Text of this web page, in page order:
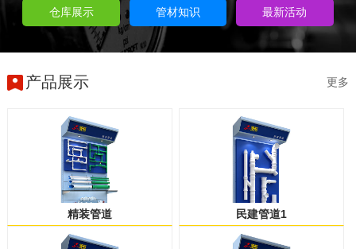
仓库展示 管材知识 最新活动
产品展示 更多
精装管道 民建管道1